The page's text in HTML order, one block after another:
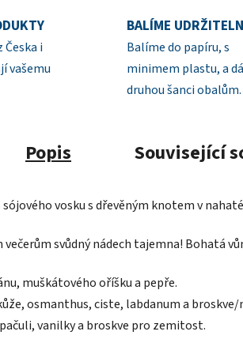
Česka i
vašemu
BALÍME
Balíme do papíru, s
minimem plastu, a
druhou šanci obalům.
Popis Související
sójového vosku s dřevěným knotem v
večerům svůdný nádech tajemna! Bohatá
muškátového oříšku a pepře.
osmanthus, ciste, labdanum a broskve/
vanilky a broskve pro zemitost.